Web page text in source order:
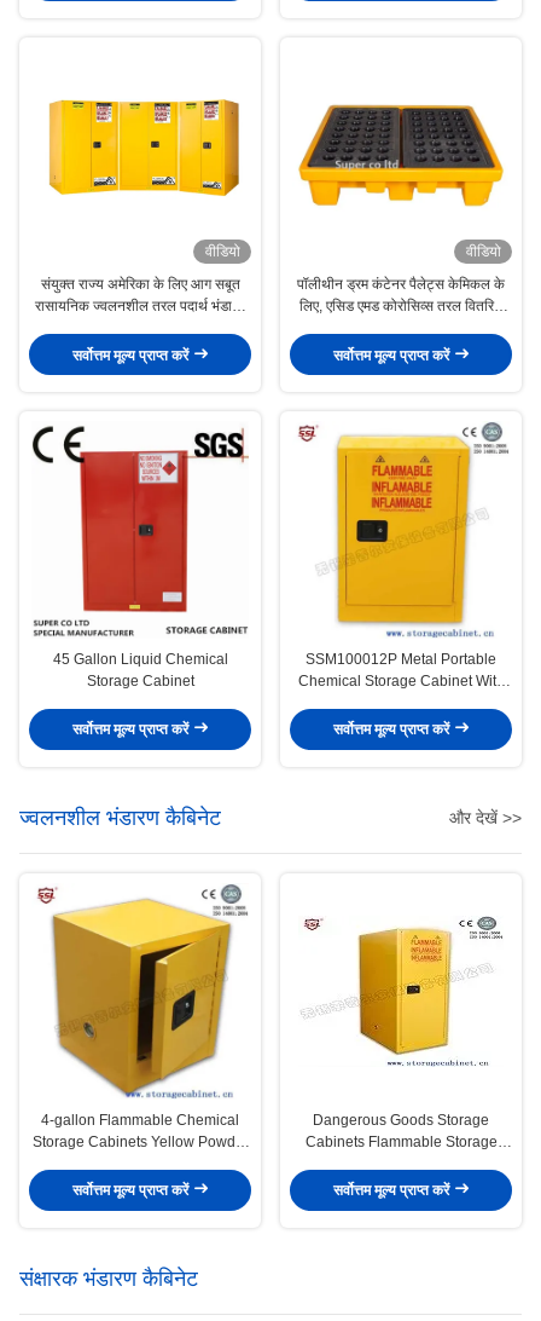
वीडियो
संयुक्त राज्य अमेरिका के लिए आग सबूत
रासायनिक ज्वलनशील तरल पदार्थ भंडारण
सर्वोत्तम मूल्य प्राप्त करें
वीडियो
पॉलीथीन ड्रम कंटेनर पैलेट्स केमिकल के
लिए, एसिड एमड कोरोसिव्स तरल वितरित
सर्वोत्तम मूल्य प्राप्त करें
45 Gallon Liquid Chemical
Storage Cabinet
सर्वोत्तम मूल्य प्राप्त करें
SSM100012P Metal Portable
Chemical Storage Cabinet With
Cabinet
सर्वोत्तम मूल्य प्राप्त करें
ज्वलनशील भंडारण कैबिनेट और देखें >>
4-gallon Flammable Chemical
Storage Cabinets Yellow Powder
सर्वोत्तम मूल्य प्राप्त करें
Dangerous Goods Storage
Cabinets Flammable Storage
सर्वोत्तम मूल्य प्राप्त करें
संक्षारक भंडारण कैबिनेट